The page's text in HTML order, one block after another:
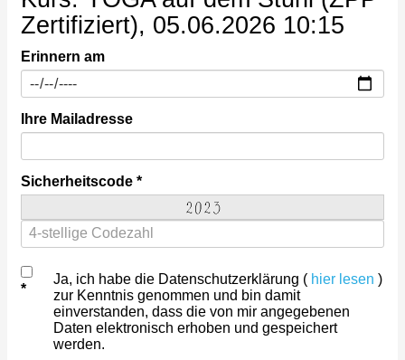
Zertifiziert), 05.06.2026 10:15
Erinnern am
Ihre Mailadresse
Sicherheitscode
Ja, ich habe die Datenschutzerklärung ( hier lesen )
zur Kenntnis genommen und bin damit
einverstanden, dass die von mir angegebenen
Daten elektronisch erhoben und gespeichert
werden.